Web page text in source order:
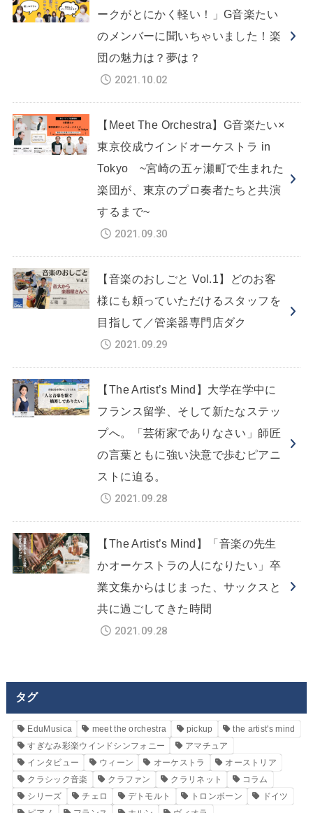
ークがとにかく軽い！」G音楽たい
のメンバーに聞いちゃいました！楽
団の魅力は？夢は？
2021.10.02
【Meet The Orchestra】G音楽たい×
東京佼成ウインドオーケストラ in
Tokyo ~宮崎の五ヶ瀬町で生まれた
楽団が、東京のプロ奏者たちと共演
するまで~
2021.09.30
【音楽のおしごと Vol.1】どのお客
様にも頼っていただけるスタッフを
目指して／管楽器専門店ダク
2021.09.29
【The Artist’s Mind】大学在学中に
フランス留学、そして新たなステッ
プへ。「芸術家でありなさい」師匠
の言葉ともに強い決意で歩むピアニ
ストに迫る。
2021.09.28
【The Artist’s Mind】「音楽の先生
かオーケストラの人になりたい」卒
業文集からはじまった、サックスと
共に過ごしてきた時間
2021.09.28
タグ
EduMusica meet the orchestra pickup
the artist's mind
すぎなみ彩楽ウインドシンフォニー
アマチュア
インタビュー
ウィーン オーケストラ
オーストリア
クラシック音楽
クラファン クラリネット
コラム
シリーズ
チェロ デトモルト トロンボーン
ドイツ